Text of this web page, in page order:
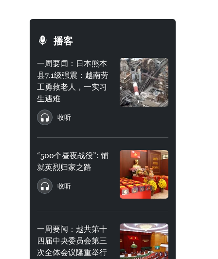
播客
一周要闻：日本熊本
县7.1级强震：越南劳
工勇救老人，一实习
生遇难
收听
“500个昼夜战役”: 铺
就英烈归家之路
收听
一周要闻：越共第十
四届中央委员会第三
次全体会议隆重举行